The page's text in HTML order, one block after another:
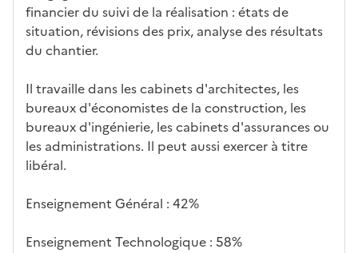
financier du suivi de la réalisation : états de
situation, révisions des prix, analyse des résultats
du chantier.
Il travaille dans les cabinets d'architectes, les
bureaux d'économistes de la construction, les
bureaux d'ingénierie, les cabinets d'assurances ou
les administrations. Il peut aussi exercer à titre
libéral.
Enseignement Général : 42%
Enseignement Technologique : 58%